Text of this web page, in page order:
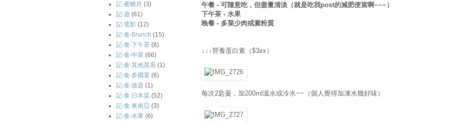
午餐 - 可隨意吃，但盡量清淡（就是吃我post的減肥便當啊~~~）
下午茶 - 水果
晚餐 - 多菜少肉戒澱粉質
↓↓↓營養蛋白素（$3xx）
每次2匙羹，加200ml溫水或冷水~~（個人覺得加凍水幾好味）
記‧蜜糖月 (3)
記‧遊 (61)
記‧電影 (12)
記‧食‧Brunch (15)
記‧食‧下午茶 (8)
記‧食‧中菜 (66)
記‧食‧其他菜系 (1)
記‧食‧多國菜 (6)
記‧食‧放題 (1)
記‧食‧日本菜 (52)
記‧食‧東南亞 (3)
記‧食‧水果 (6)